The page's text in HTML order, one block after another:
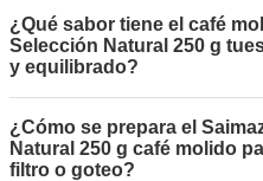
¿Qué sabor tiene el café
Selección Natural 250 g
y equilibrado?
¿Cómo se prepara el
Natural 250 g café molido
filtro o goteo?